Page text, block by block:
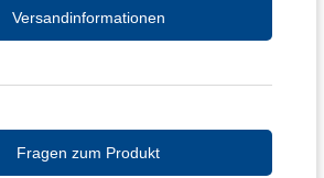
Versandinformationen
Fragen zum Produkt